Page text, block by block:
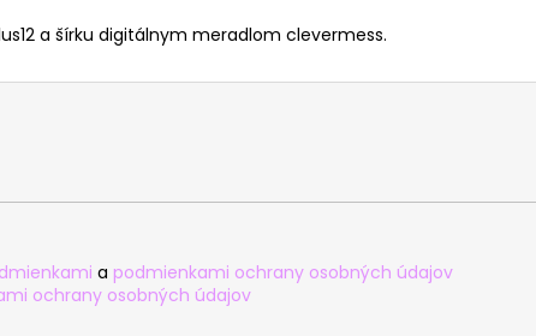
a šírku digitálnym meradlom clevermess.
a podmienkami ochrany osobných údajov
ochrany osobných údajov